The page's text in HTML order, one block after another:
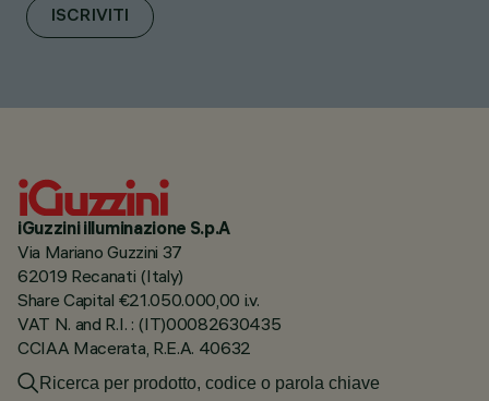
ISCRIVITI
iGuzzini illuminazione S.p.A
Via Mariano Guzzini 37
62019 Recanati (Italy)
Share Capital €21.050.000,00 i.v.
VAT N. and R.I. : (IT)00082630435
CCIAA Macerata, R.E.A. 40632